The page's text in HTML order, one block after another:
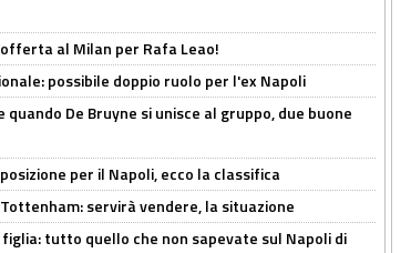
al Milan per Rafa Leao!
possibile doppio ruolo per l'ex Napoli
De Bruyne si unisce al gruppo, due buone
per il Napoli, ecco la classifica
servirà vendere, la situazione
tutto quello che non sapevate sul Napoli di